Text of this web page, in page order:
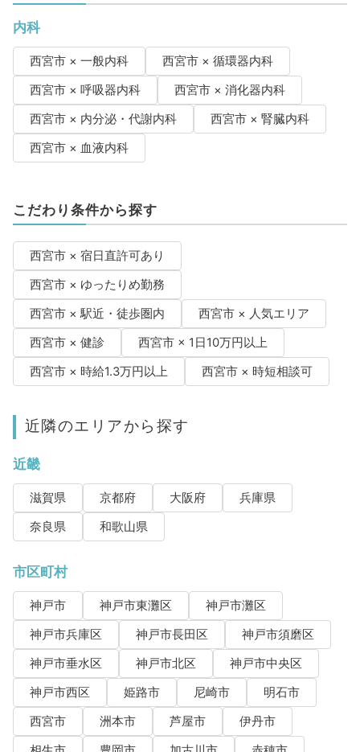
内科
西宮市 × 一般内科
西宮市 × 循環器内科
西宮市 × 呼吸器内科
西宮市 × 消化器内科
西宮市 × 内分泌・代謝内科
西宮市 × 腎臓内科
西宮市 × 血液内科
こだわり条件から探す
西宮市 × 宿日直許可あり
西宮市 × ゆったりめ勤務
西宮市 × 駅近・徒歩圏内
西宮市 × 人気エリア
西宮市 × 健診
西宮市 × 1日10万円以上
西宮市 × 時給1.3万円以上
西宮市 × 時短相談可
近隣のエリアから探す
近畿
滋賀県 京都府 大阪府
兵庫県
奈良県
和歌山県
市区町村
神戸市 神戸市東灘区
神戸市灘区
神戸市兵庫区
神戸市長田区
神戸市須磨区
神戸市垂水区
神戸市北区
神戸市中央区
神戸市西区
姫路市 尼崎市
明石市
西宮市
洲本市 芦屋市
伊丹市